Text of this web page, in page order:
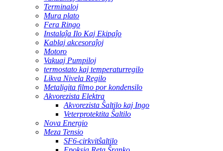
Terminaloj
Mura plato
Fera Ringo
Instalaĵa Ilo Kaj Ekipaĵo
Kablaj akcesoraĵoj
Motoro
Vakuaj Pumpiloj
termostato kaj temperaturregilo
Likva Nivela Regilo
Metaligita filmo por kondensilo
Akvorezista Elektra
Akvorezista Ŝaltilo kaj Ingo
Veterprotektita Ŝaltilo
Nova Energio
Meza Tensio
SF6-cirkvitŝaltilo